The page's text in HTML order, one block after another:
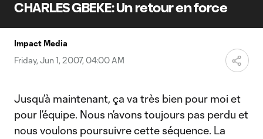
CHARLES GBEKE: Un retour en force
Impact Media
Friday, Jun 1, 2007, 04:00 AM
Jusqu’à maintenant, ça va très bien pour moi et
pour l’équipe. Nous n’avons toujours pas perdu et
nous voulons poursuivre cette séquence. La